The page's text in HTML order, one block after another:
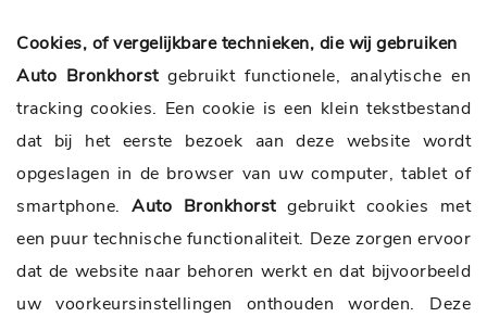
Cookies, of vergelijkbare technieken, die wij gebruiken
Auto Bronkhorstgebruikt functionele, analytische en
tracking cookies. Een cookie is een klein tekstbestand
dat bij het eerste bezoek aan deze website wordt
opgeslagen in de browser van uw computer, tablet of
smartphone. Auto Bronkhorstgebruikt cookies met
een puur technische functionaliteit. Deze zorgen ervoor
dat de website naar behoren werkt en dat bijvoorbeeld
uw voorkeursinstellingen onthouden worden. Deze